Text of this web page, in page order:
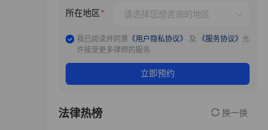
所在地区
我已阅读并同意 《用户隐私协议》 及 《服务协议》 允
许接受更多律师的服务
立即预约
法律热榜 换一换